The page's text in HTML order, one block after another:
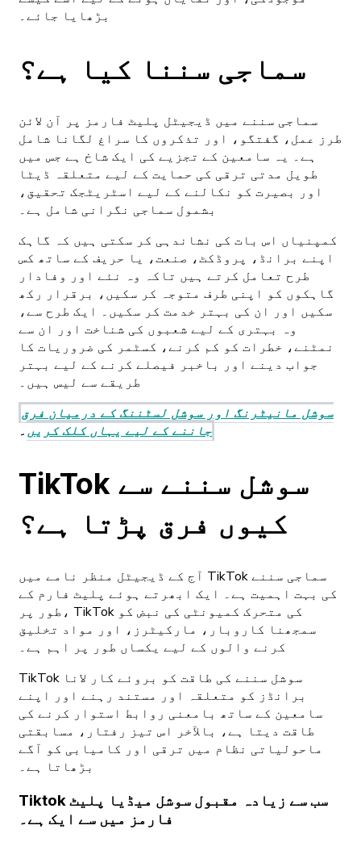
بڑھایا جائے۔
سماجی سننا کیا ہے؟
سماجی سننے میں ڈیجیٹل پلیٹ فارمز پر آن لائن
طرز عمل، گفتگو، اور تذکروں کا سراغ لگانا شامل
ہے۔ یہ سامعین کے تجزیے کی ایک شاخ ہے جس میں
طویل مدتی ترقی کی حمایت کے لیے متعلقہ ڈیٹا
اور بصیرت کو نکالنے کے لیے اسٹریٹجک تحقیق،
بشمول سماجی نگرانی شامل ہے۔
کمپنیاں اس بات کی نشاندہی کر سکتی ہیں کہ گاہک
اپنے برانڈ، پروڈکٹ، صنعت، یا حریف کے ساتھ کس
طرح تعامل کرتے ہیں تاکہ وہ نئے اور وفادار
گاہکوں کو اپنی طرف متوجہ کر سکیں، برقرار رکھ
سکیں اور ان کی بہتر خدمت کر سکیں۔ ایک طرح سے،
وہ بہتری کے لیے شعبوں کی شناخت اور ان سے
نمٹنے، خطرات کو کم کرنے، کسٹمر کی ضروریات کا
جواب دینے اور باخبر فیصلے کرنے کے لیے بہتر
طریقے سے لیس ہیں۔
سوشل مانیٹرنگ اور سوشل لسٹننگ کے درمیان فرق
جاننے کے لیے یہاں کلک کریں۔
TikTok سوشل سننے سے
کیوں فرق پڑتا ہے؟
آج کے ڈیجیٹل منظر نامے میں TikTok سماجی سننے
کی بہت اہمیت ہے۔ ایک ابھرتے ہوئے پلیٹ فارم کے
طور پر، TikTok کی متحرک کمیونٹی کی نبض کو
سمجھنا کاروبار، مارکیٹرز، اور مواد تخلیق
کرنے والوں کے لیے یکساں طور پر اہم ہے۔
TikTok سوشل سننے کی طاقت کو بروئے کار لانا
برانڈز کو متعلقہ اور مستند رہنے اور اپنے
سامعین کے ساتھ بامعنی روابط استوار کرنے کی
طاقت دیتا ہے، بالآخر اس تیز رفتار، مسابقتی
ماحولیاتی نظام میں ترقی اور کامیابی کو آگے
بڑھاتا ہے۔
Tiktok سب سے زیادہ مقبول سوشل میڈیا پلیٹ
فارمز میں سے ایک ہے۔